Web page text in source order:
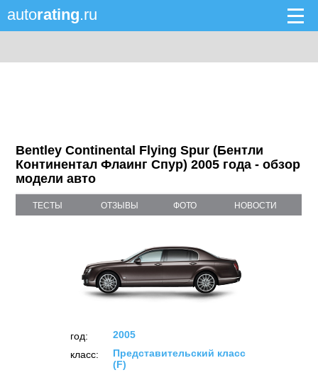
autorating.ru
Bentley Continental Flying Spur (Бентли
Континентал Флаинг Спур) 2005 года - обзор
модели авто
ТЕСТЫ ОТЗЫВЫ ФОТО НОВОСТИ
год:
2005
класс:
Представительский класс
(F)